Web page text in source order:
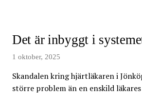
Det är inbyggt i
1 oktober, 2025
Skandalen kring hjärtläkaren i
större problem än en enskild